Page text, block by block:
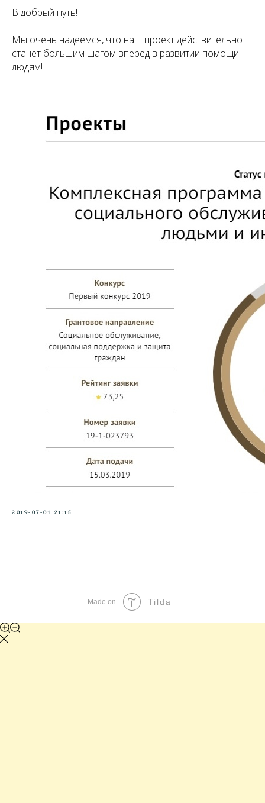
В добрый путь!
Мы очень надеемся, что наш проект действительно
станет большим шагом вперед в развитии помощи
людям!
2019-07-01 21:15
Made on Tilda